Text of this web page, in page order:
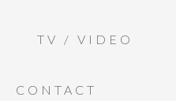
TV / VIDEO
CONTACT